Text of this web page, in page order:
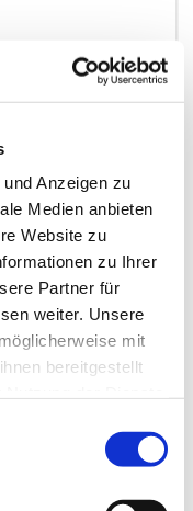
Anzeigen zu
Medien anbieten
Website zu
zu Ihrer
Partner für
weiter. Unsere
mit
bereitgestellt
einzuloggen!
Sie sparen 70%